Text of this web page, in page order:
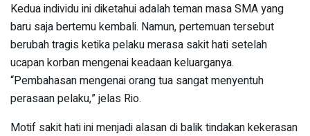
Kedua individu ini diketahui adalah teman masa SMA yang
baru saja bertemu kembali. Namun, pertemuan tersebut
berubah tragis ketika pelaku merasa sakit hati setelah
ucapan korban mengenai keadaan keluarganya.
“Pembahasan mengenai orang tua sangat menyentuh
perasaan pelaku,” jelas Rio.
Motif sakit hati ini menjadi alasan di balik tindakan kekerasan